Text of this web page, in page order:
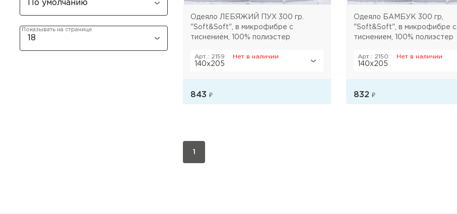
Показывать на странице
Одеяло ЛЕБЯЖИЙ ПУХ 300 гр.
"Soft&Soft", в микрофибре с
тиснением, 100% полиэстер
140х205
Арт.: 2159 Нет в наличии
843 ₽
Одеяло БАМБУК 300 гр,
"Soft&Soft", в микрофибре с
тиснением, 100% полиэстер
140х205
Арт.: 2150 Нет в наличии
832 ₽
1